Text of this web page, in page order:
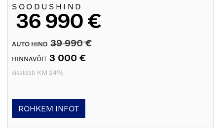
SOODUSHIND
36 990 €
AUTO HIND 39 990 €
HINNAVÕIT 3 000 €
sisaldab KM 24%
ROHKEM INFOT